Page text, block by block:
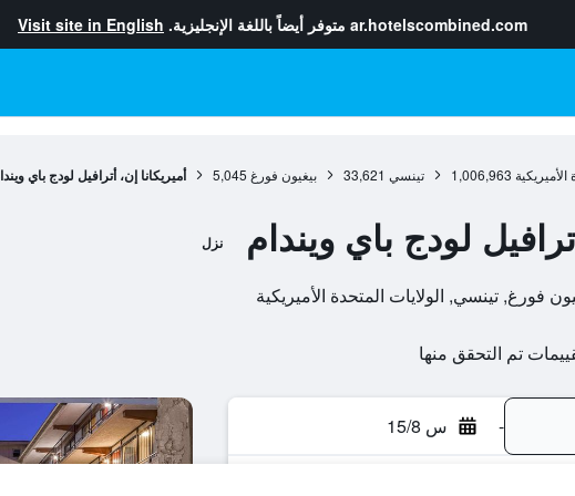
ar.hotelscombined.com متوفر أيضاً باللغة الإنجليزية. Visit site in English
الأميريكية 1,006,963 تينسي 33,621 بيغيون فورغ 5,045 أميريكانا إن، أترافيل لودج باي
لودج باي ويندام نزل
- س 15/8